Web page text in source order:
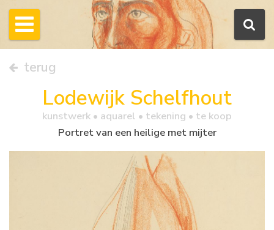
terug
Lodewijk Schelfhout
kunstwerk • aquarel • tekening • te koop
Portret van een heilige met mijter